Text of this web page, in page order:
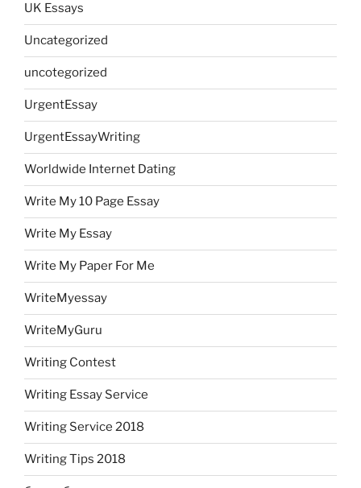
UK Essays
Uncategorized
uncotegorized
UrgentEssay
UrgentEssayWriting
Worldwide Internet Dating
Write My 10 Page Essay
Write My Essay
Write My Paper For Me
WriteMyessay
WriteMyGuru
Writing Contest
Writing Essay Service
Writing Service 2018
Writing Tips 2018